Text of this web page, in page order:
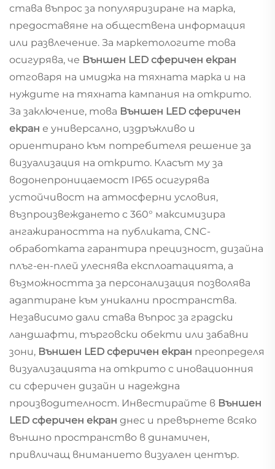
става въпрос за популяризиране на марка,
предоставяне на обществена информация
или развлечение. За маркетологите това
осигурява, че Външен LED сферичен екран
отговаря на имиджа на тяхната марка и на
нуждите на тяхната кампания на открито.
За заключение, това Външен LED сферичен
екран е универсално, издръжливо и
ориентирано към потребителя решение за
визуализация на открито. Класът му за
водонепроницаемост IP65 осигурява
устойчивост на атмосферни условия,
възпроизвеждането с 360° максимизира
ангажираността на публиката, CNC-
обработката гарантира прецизност, дизайна
плъг-ен-плей улеснява експлоатацията, а
възможността за персонализация позволява
адаптиране към уникални пространства.
Независимо дали става въпрос за градски
ландшафти, търговски обекти или забавни
зони, Външен LED сферичен екран преопределя
визуализацията на открито с иновационния
си сферичен дизайн и надеждна
производителност. Инвестирайте в Външен
LED сферичен екран днес и превърнете всяко
външно пространство в динамичен,
привличащ вниманието визуален център.